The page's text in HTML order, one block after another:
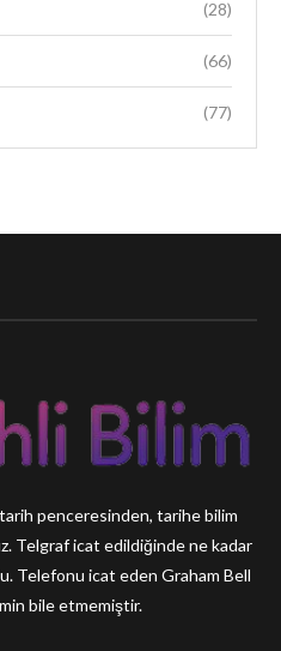
(28)
(66)
(77)
penceresinden, tarihe bilim
Telgraf icat edildiğinde ne kadar
Telefonu icat eden Graham Bell
bile etmemiştir.